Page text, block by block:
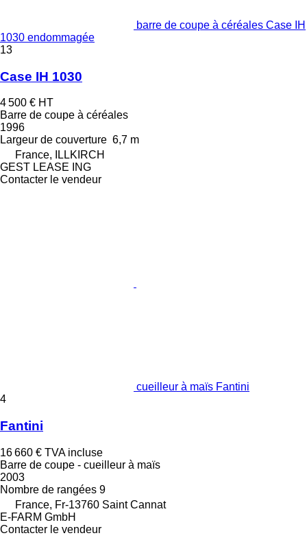
barre de coupe à céréales Case IH
1030 endommagée
13
Case IH 1030
4 500 € HT
Barre de coupe à céréales
1996
Largeur de couverture 6,7 m
France, ILLKIRCH
GEST LEASE ING
Contacter le vendeur
cueilleur à maïs Fantini
4
Fantini
16 660 € TVA incluse
Barre de coupe - cueilleur à maïs
2003
Nombre de rangées 9
France, Fr-13760 Saint Cannat
E-FARM GmbH
Contacter le vendeur